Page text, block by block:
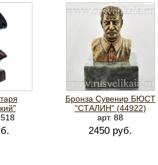
Бронза Сувенир БЮСТ
"СТАЛИН" (44922)
арт. 88
2450 руб.